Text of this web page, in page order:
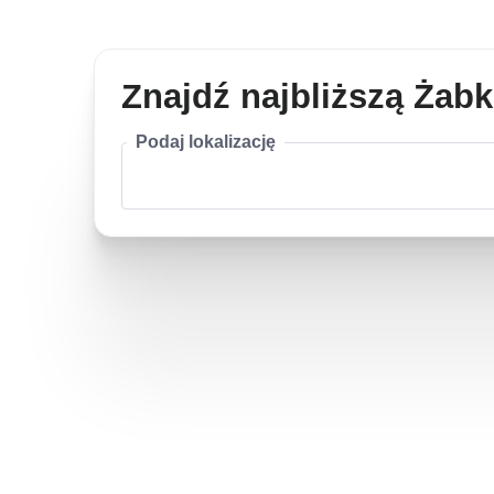
Znajdź najbliższą
Podaj lokalizację